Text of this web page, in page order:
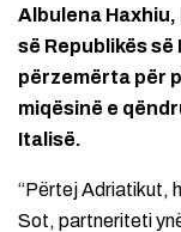
Albulena
së Republikës
përzemërta për
miqësinë e
Italisë.
“Përtej Adriatikut,
Sot, partneriteti